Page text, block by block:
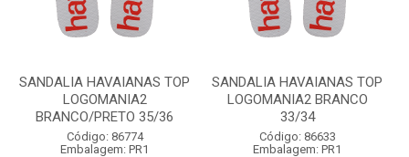
SANDALIA HAVAIANAS TOP
LOGOMANIA2
BRANCO/PRETO 35/36
Código: 86774
Embalagem: PR1
SANDALIA HAVAIANAS TOP
LOGOMANIA2 BRANCO
33/34
Código: 86633
Embalagem: PR1